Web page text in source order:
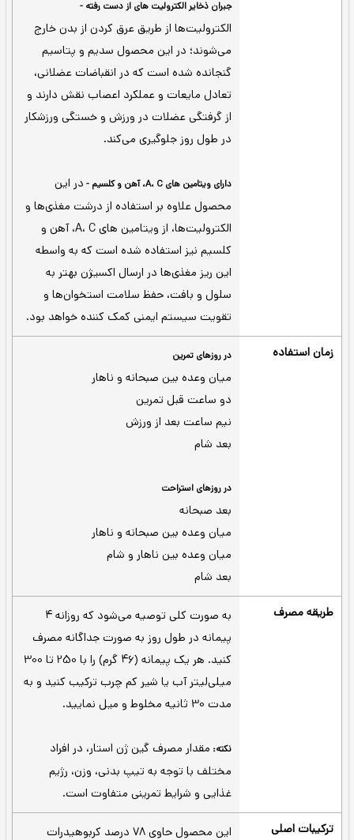
افزایش حجم ورزشکاران - با توجه به نسبت 3 به 1
کربوهیدرات به پروتئین، این محصول در کنار
تأمین پروتئین، به افزایش حجم عضلانی
ورزشکاران نیز کمک می‌کند.
کمک به بهبود ریکاوری -ترکیبات این مکمل مواد
مغذی لازم را جهت پر کردن ذخایر گلیکوژنی
(کربوهیدرات)، ترمیم بافت عضلانی و تأمین
انرژی ورزشکار فراهم می‌کند که در مجموع به
ریکاوری و کاهش خستگی کمک شایانی
می‌کند.
جبران ذخایر الکترولیت های از دست رفته -
الکترولیت‌ها از طریق عرق کردن از بدن خارج
می‌شوند؛ در این محصول سدیم و پتاسیم
گنجانده شده است که در انقباضات عضلانی،
تعادل مایعات و عملکرد اعصاب نقش دارند و
از گرفتگی عضلات در ورزش و خستگی ورزشکار
در طول روز جلوگیری می‌کند.
دارای ویتامین های A، C، آهن و کلسیم - در این
محصول علاوه بر استفاده از درشت مغذی‌ها و
کلسیم نیز استفاده شده است که به واسطه
این ریز مغذی‌ها در ارسال اکسیژن بهتر به
سلول و بافت، حفظ سلامت استخوان‌ها و